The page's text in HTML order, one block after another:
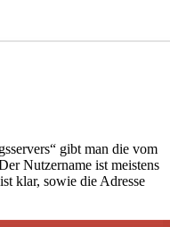
gibt man die vom
Nutzername ist meistens
klar, sowie die Adresse